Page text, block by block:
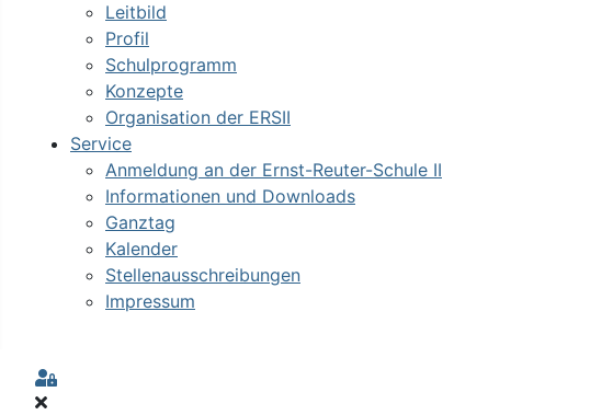
Leitbild
Profil
Schulprogramm
Konzepte
Organisation der ERSII
Service
Anmeldung an der Ernst-Reuter-Schule II
Informationen und Downloads
Ganztag
Kalender
Stellenausschreibungen
Impressum
Sign In